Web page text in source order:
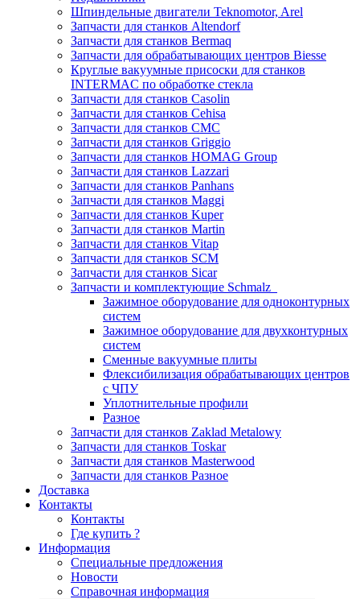
Шпиндельные двигатели Teknomotor, Arel
Запчасти для станков Altendorf
Запчасти для станков Bermaq
Запчасти для обрабатывающих центров Biesse
Круглые вакуумные присоски для станков
INTERMAC по обработке стекла
Запчасти для станков Casolin
Запчасти для станков Cehisa
Запчасти для станков CMC
Запчасти для станков Griggio
Запчасти для станков HOMAG Group
Запчасти для станков Lazzari
Запчасти для станков Panhans
Запчасти для станков Maggi
Запчасти для станков Kuper
Запчасти для станков Martin
Запчасти для станков Vitap
Запчасти для станков SCM
Запчасти для станков Sicar
Запчасти и комплектующие Schmalz
Зажимное оборудование для одноконтурных
систем
Зажимное оборудование для двухконтурных
систем
Сменные вакуумные плиты
Флексибилизация обрабатывающих центров
с ЧПУ
Уплотнительные профили
Разное
Запчасти для станков Zaklad Metalowy
Запчасти для станков Toskar
Запчасти для станков Masterwood
Запчасти для станков Разное
Доставка
Контакты
Контакты
Где купить ?
Информация
Специальные предложения
Новости
Справочная информация